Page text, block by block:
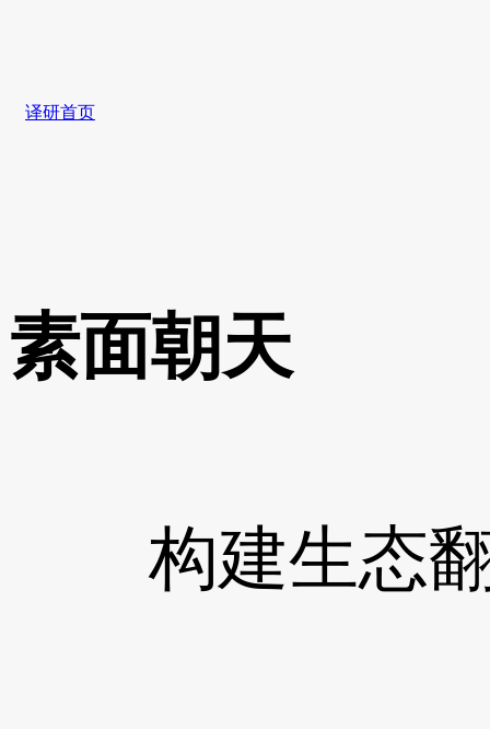
译研首页
素面朝天
构建生态翻